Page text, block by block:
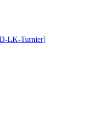
LK-Turnier]